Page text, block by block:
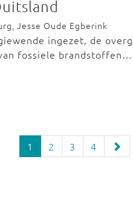
Jesse Oude Egberink
ingezet, de
fossiele brandstoffen…
1 2 3 4